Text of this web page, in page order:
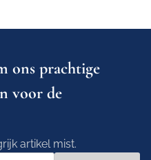
ons prachtige
voor de
artikel mist.